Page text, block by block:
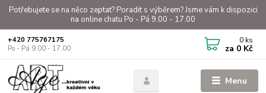
Potřebujete se na něco zeptat? Poradit s výběrem? Jsme vám k dispozici
na online chatu Po - Pá 9.00 - 17.00
Menu
+420 775767175
Po - Pá 9.00 - 17.00
0 ks
za 0 Kč